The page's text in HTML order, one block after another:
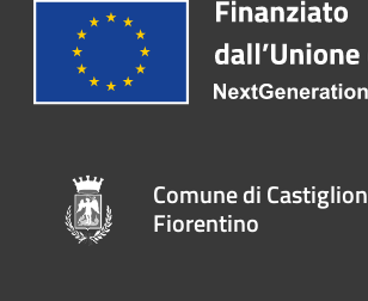
Comune di Castiglion
Fiorentino